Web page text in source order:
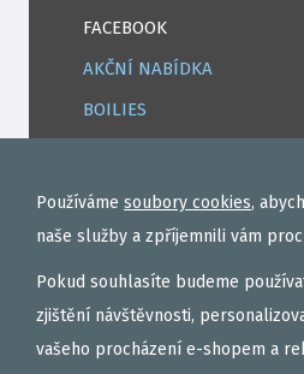
FACEBOOK
AKČNÍ NABÍDKA
BOILIES
TEKUTÉ
OBALOVAČKY
VAŘENÝ PARTIKL
BIŽUTERIE NA MONTÁŽE
DÁRKOVÝ POUKAZ,
Používáme soubory cookies,
naše služby a zpříjemnili vám
Pokud souhlasíte budeme
zjištění návštěvnosti,
vašeho procházení e-shopem a